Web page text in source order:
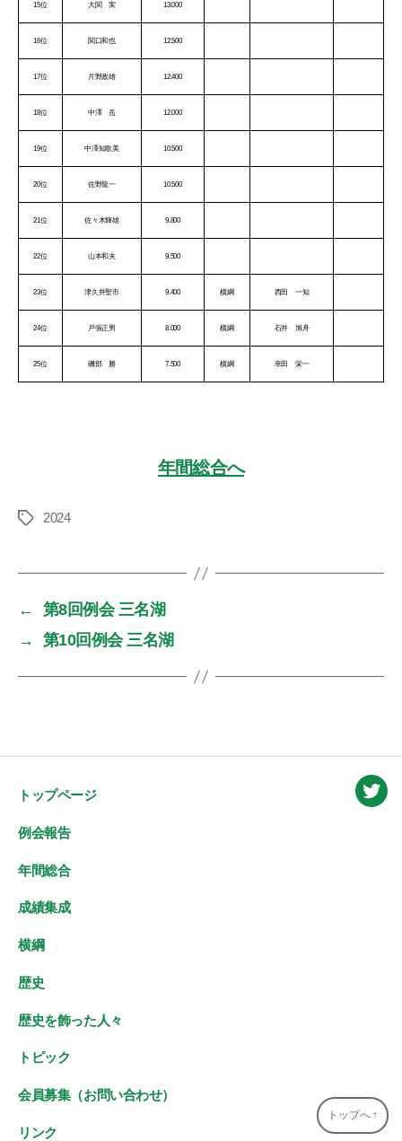
15位 大関 実 13.000
16位 関口和也 12.500
17位 片野政雄 12.400
18位 中澤 岳 12.000
19位 中澤知歌美 10.500
20位 佐野龍一 10.500
21位 佐々木輝雄 9.800
22位 山本和夫 9.500
23位 津久井聖市 9.400 横綱 西田 一知
24位 戸張正男 8.000 横綱 石井 旭舟
25位 磯部 勝 7.500 横綱 幸田 栄一
年間総合へ
タ
2024
←
第8回例会 三名湖
→
第10回例会 三名湖
トップページ
例会報告
年間総合
成績集成
横綱
歴史
歴史を飾った人々
トピック
会員募集（お問い合わせ）
リンク
トップへ ↑